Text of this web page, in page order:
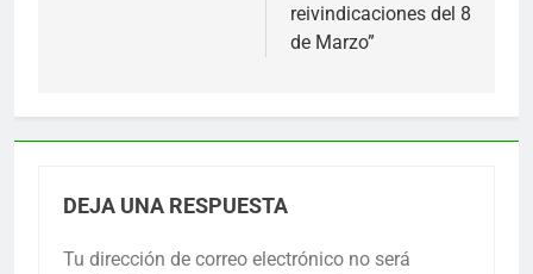
reivindicaciones del 8
de Marzo”
DEJA UNA RESPUESTA
Tu dirección de correo electrónico no será